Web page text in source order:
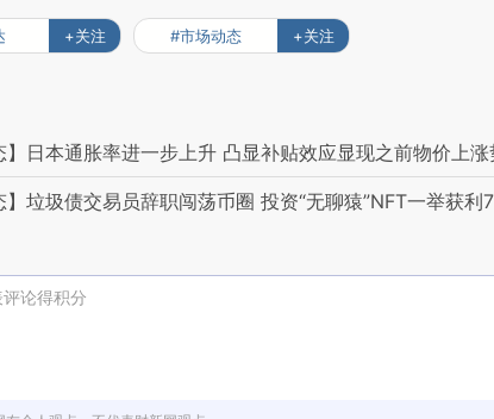
+关注 #市场动态 +关注
日本通胀率进一步上升 凸显补贴效应显现之前物价上涨
垃圾债交易员辞职闯荡币圈 投资“无聊猿”NFT一举获利
评论得积分